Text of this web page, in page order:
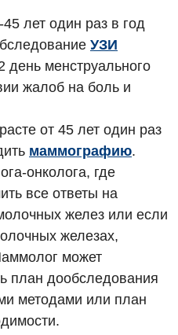
лет один раз в год
УЗИ
день менструального
жалоб на боль и
от 45 лет один раз
маммографию.
онколога, где
все ответы на
желез или если
железах,
может
план дообследования
методами или план